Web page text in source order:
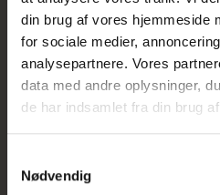
din brug af vores hjemmeside
for sociale medier,
analysepartnere. Vores
data med andre oplysninger,
de har indsamlet fra din brug
Nødvendig
HELE
SAT
Tilbud